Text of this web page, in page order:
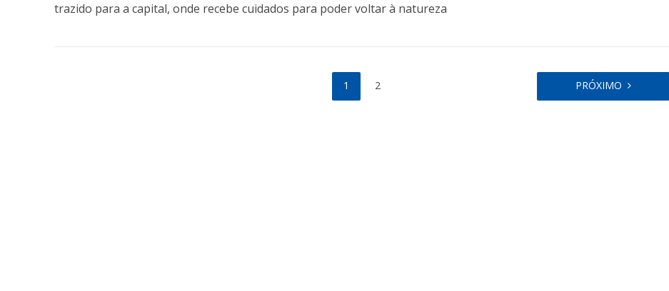
trazido para a capital, onde recebe cuidados para poder voltar à natureza
1 2 PRÓXIMO